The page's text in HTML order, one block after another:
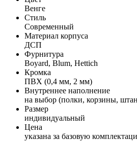
Венге
Стиль
Современный
Материал корпуса
ДСП
Фурнитура
Boyard, Blum, Hettich
Кромка
ПВХ (0,4 мм, 2 мм)
Внутреннее наполнение
на выбор (полки, корзины,
Размер
индивидуальный
Цена
указана за базовую